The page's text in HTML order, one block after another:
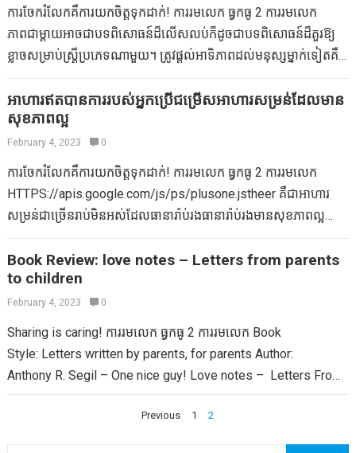
តាមគ្រួសារមាននៅក្នុងប្រអប់មួយដែលមានកញ្ចប់ព័ត៌មានដែលងាយស្រួល
ក្នុងការធ្វើដំណើរសម្រាប់ការធ្វើដំណើរ។ អ្វីដែលអ្នកចង់បានដើម្បីធ្វើគឺ
លាយវាទៅក្នុងអាហារឬភេសជ្ជៈត្រជាក់ឬយកដោយផ្ទាល់ពីកញ្ចប់ដើម្បីគាំទ្រ
គ្រួសារត្រូវបានរចនាឡើងសម្រាប់តែមនុស្សពេញវ័យប៉ុណ្ណោះ។ ប្រសិនបើកូន
របស់អ្នកកំពុងដោះស្រាយបញ្ហារំលាយអាហារពេលធ្វើដំណើរខ្ញុំស្នើឱ្យអ្នក
សាកល្បងសមតុល្យគ្រួសារ JRAJ…
ខាងលើត្រូវបានគេទាញមកបង្ហាញ។ ដោយសារតែវិធីសាស្រ្តមូលដ្ឋាននេះ
ដើម្បីធ្វើឱ្យក្រម៉ាបង្កប់ន័យថា “ផ្នែកខាងខុស” នៃសម្ភារៈនឹងអាចមើលឃើញ
ដំបូងខ្ញុំបានទិញក្រណាត់ពីរជាន់មួយដែលជឿថាវាគួរឱ្យស្រឡាញ់ដែលមាន
សម្ភារៈនេះនឹងក្រាស់ណាស់ប្រសិនបើប្រើទ្វេដងនៅជុំវិញករបស់មនុស្សម្នាក់។
ខ្ញុំបានទៅដោយមានទំងន់ស្រាលខ្លាំងណាស់ទោះបីជាលំនាំត្រូវបាន
បោះពុម្ពតែនៅម្ខាងក៏ដោយមើលទៅមិនអីទេប្រសិនបើអ្នកឃើញផ្នែកខាង
ឆ្នូតដែលវានឹងដូចគ្នានៅសងខាងឬពណ៌រឹងដែលអាចមានភាពបត់បែនជា
ច្រើនជាគ្រឿងបន្លាស់ម៉ូដ។ ផ្នែកដ៏រីករាយនៃការងារនេះគឺការជ្រើសរើសក្រ
ណាត់។ ចាប់តាំងពីសម្ភារៈមាននៅទីធ្លាដែលជាធម្មតា 56 “ធំទូលាយនៅលើ
ការចែករំលែកគឺការយកចិត្តទុកដាក់! ការរមលេក ធ្វកធូ 2 ការរមលេក
ភាពជាម្តាយអាចជាបទពិសោធន៍ដ៏លើសលប់ក៏ដូចជាបទពិសោធន៍ដ៏គួរឱ្យ
ខ្លាចសម្រាប់ស្ត្រីប្រភេទណាមួយ។ ត្រូវផ្តល់អាទិភាពដល់មនុស្សម្នាក់ទៀតគឺ
ការធ្លាក់ចុះ។ បានផ្តល់ថាអ្នកម្តាយនៅជុំវិញពិភពលោកដោះស្រាយជាទូទៅ
ជាមួយអ្នកដែលជៀសមិនរួចបានឃើញគ្រូពេទ្យក្នុងការទិញដើម្បីរកឱ្យឃើញ
យន្តការដោះស្រាយសម្រាប់ភាពតានតឹង។ ប៉ុន្មានថ្ងៃនេះថ្នាំគ្រាប់ដែល
បានចែងបានបញ្ចប់ជាប្រភេទធម្មតានៃការលួងលោមនៃការលួងលោម
សម្រាប់ម្តាយជាច្រើនដែលបានពឹងផ្អែកយ៉ាងខ្លាំងទៅលើពួកគេដើម្បីទទួល
បានពេលវេលាដ៏លំបាក។ ទោះជាយ៉ាងណាក៏ដោយភាពអាស្រ័យលើវត្ថុទាំង
នេះបានបង្កើតឱ្យមានការរីករាលដាលដែលទាក់ទងនឹងការទទួលបានពន្លឺក្នុង
ទប់ទល់នឹងភាពតានតឹងនៃជីវិតប្រចាំថ្ងៃ។ ម្តាយជាទូទៅមានជម្ងឺឈឺចាប់រ៉ាំរ៉ៃ
របស់ពួកគេ។ ជម្ងឺដូចជាជំងឺរលាកសន្លាក់ឬការគេងមិនលក់គឺជាជំងឺធម្មតា
នៅជុំវិញពិភពលោកក៏ដូចជាហេតុផលដែលស្ត្រីទាំងនេះបានឃើញគ្រូពេទ្យ
ក្នុងតម្រូវការជំនួយ។ ជាទូទៅស្ត្រីត្រូវបានគេចេញវេជ្ជបញ្ជាឱ្យភេសជ្ជៈចម្រុះនៃ
ថ្នាំដែលមានទំនោរខ្វះខាតយ៉ាងខ្លាំង។ ហេតុដូច្នេះហើយការផ្តល់ការ
ថ្នាំទាំងនេះដើម្បីទទួលបានភាពមមាញឹកក៏ដូចជាតម្រូវការជីវិត។ យោងតាម
វិទ្យាស្ថានជាតិស្តីពីការរំលោភបំពានខាងការប្រើថ្នាំបានប្រជាជនចំនួន 52
អាហារឥតបានការរបស់អ្នកប្រើជម្រើសអាហារសម្រន់ដែលមាន
សុខភាពល្អ
February 4, 2023 0
ការចែករំលែកគឺការយកចិត្តទុកដាក់! ការរមលេក ធ្វកធូ 2 ការរមលេក
HTTPS://apis.google.com/js/ps/plusone.jstheer គឺជាអាហារ
សម្រន់ជាច្រើនរាប់មិនអស់ដែលធានារ៉ាប់រងធានារ៉ាប់រងមានសុខភាពល្អ
ទាបរបបអាហារដែលគ្មានជាតិខ្លាញ់ដោយគ្មានជាតិស្ករក៏ដូចជាគ្មានជាតិស្ករ
កំពុងបំភាន់។ ផលិតផលជាច្រើនក៏មានសារធាតុគីមីក៏ដូចជាសារធាតុបន្ថែម
ផ្សេងទៀតដែលមិនត្រឹមតែមិនមានសុខភាពល្អសម្រាប់អ្នកទោះជាយ៉ាងណា
ទឹកនោមផ្អែមផងដែរ។ ខ្ញុំការពារអាហារដែលវេចខ្ចប់ឱ្យបានច្រើនដូចខ្ញុំអាចធ្វើ
បានយ៉ាងខ្លាំងទោះយ៉ាងណាអ្នកខ្លះចង់ប្រៃឬអាហារសម្រន់ជាតិស្ករក៏ដូចជា
ប្រហែលជាមិនមានពេលវេលាដើម្បីរៀបចំអាហារធម្មជាតិល្អ។ ប្រសិនបើអ្នក
មិនអាចនៅលើអ៊ីនធឺណិតដោយគ្មានអាហារឥតបានការរបស់អ្នកតើអ្នកយល់
Book Review: love notes – Letters from parents
to children
February 4, 2023 0
Sharing is caring! ការរមលេក ធ្វកធូ 2 ការរមលេក Book
Style: Letters written by parents, for parents Author:
Anthony R. Segil – One nice guy! Love notes – Letters From
Previous 1 2